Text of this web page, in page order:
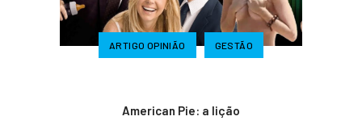
ARTIGO OPINIÃO GESTÃO
American Pie: a lição